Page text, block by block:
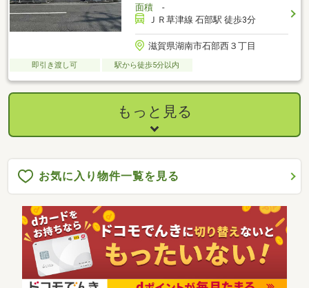
面積-
ＪＲ草津線 石部駅 徒歩3分
滋賀県湖南市石部西３丁目
即引き渡し可 駅から徒歩5分以内
もっと見る
お気に入り物件一覧を見る